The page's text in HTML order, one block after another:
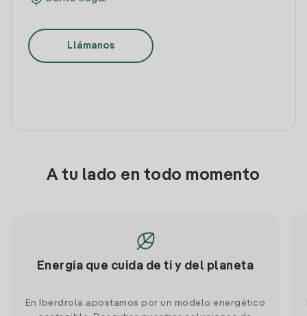
Llámanos
A tu lado en todo momento
Energía que cuida de ti y del planeta
En Iberdrola apostamos por un modelo energético